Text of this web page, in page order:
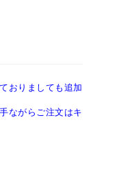
おりましても追加
ながらご注文はキ